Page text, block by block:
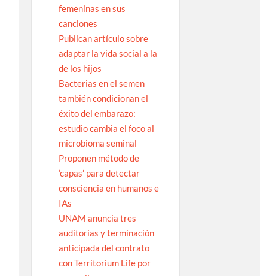
femeninas en sus
canciones
Publican artículo sobre
adaptar la vida social a la
de los hijos
Bacterias en el semen
también condicionan el
éxito del embarazo:
estudio cambia el foco al
microbioma seminal
Proponen método de
‘capas’ para detectar
consciencia en humanos e
IAs
UNAM anuncia tres
auditorías y terminación
anticipada del contrato
con Territorium Life por